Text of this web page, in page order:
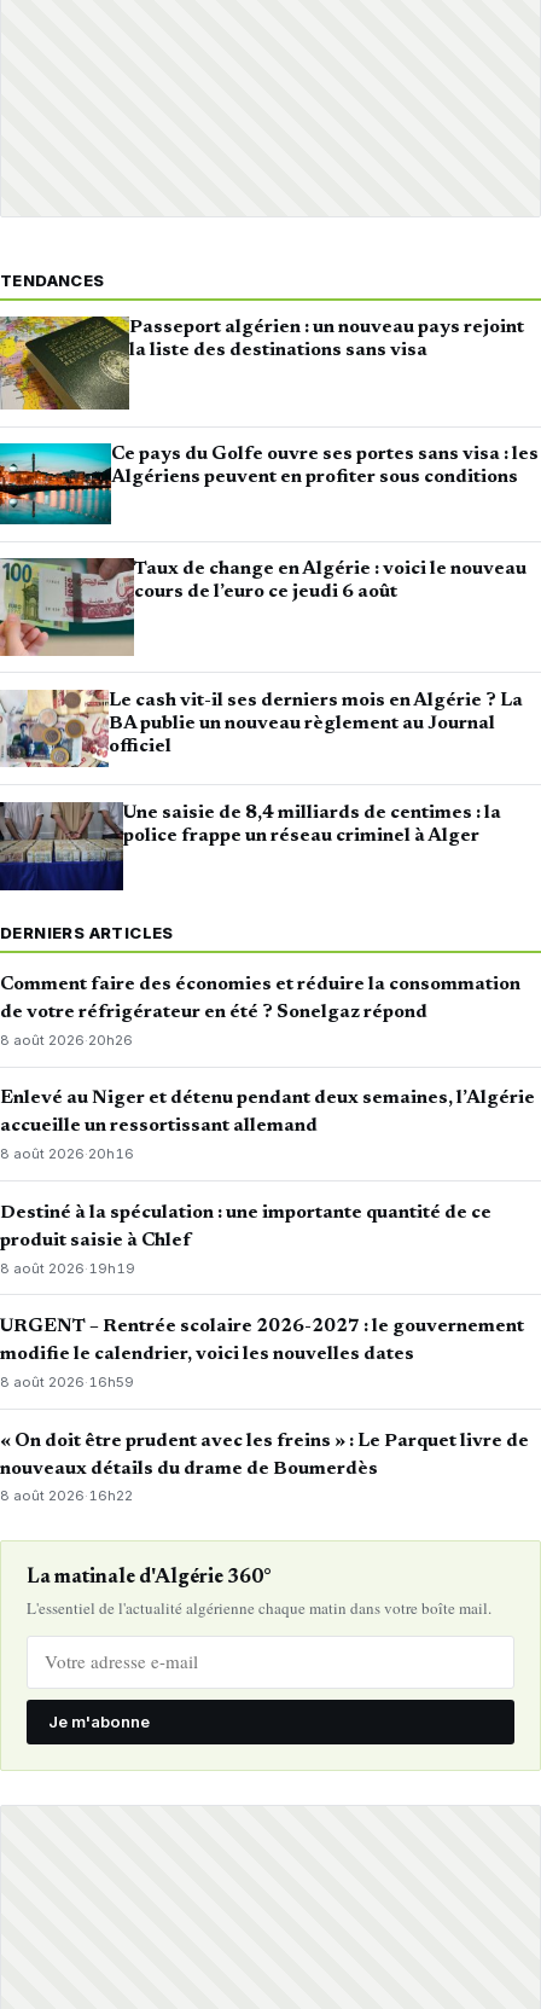
TENDANCES
Passeport algérien : un nouveau pays rejoint
la liste des destinations sans visa
Ce pays du Golfe ouvre ses portes sans visa : les
Algériens peuvent en profiter sous conditions
Taux de change en Algérie : voici le nouveau
cours de l’euro ce jeudi 6 août
Le cash vit-il ses derniers mois en Algérie ? La
BA publie un nouveau règlement au Journal
officiel
Une saisie de 8,4 milliards de centimes : la
police frappe un réseau criminel à Alger
DERNIERS ARTICLES
Comment faire des économies et réduire la consommation
de votre réfrigérateur en été ? Sonelgaz répond
8 août 2026·20h26
Enlevé au Niger et détenu pendant deux semaines, l’Algérie
accueille un ressortissant allemand
8 août 2026·20h16
Destiné à la spéculation : une importante quantité de ce
produit saisie à Chlef
8 août 2026· 19h19
URGENT – Rentrée scolaire 2026-2027 : le gouvernement
modifie le calendrier, voici les nouvelles dates
8 août 2026·16h59
« On doit être prudent avec les freins » : Le Parquet livre de
nouveaux détails du drame de Boumerdès
8 août 2026·16h22
La matinale d'Algérie 360°
L'essentiel de l'actualité algérienne chaque matin dans votre boîte mail.
Je m'abonne